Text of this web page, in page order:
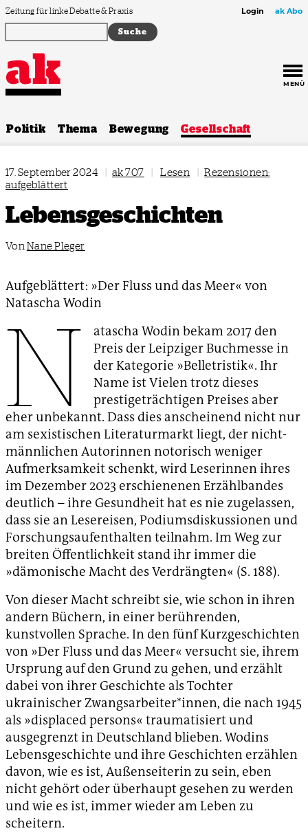
Zum Inhalt springen
Zeitung für linke Debatte & Praxis Login ak Abo
MENÜ
Politik Thema Bewegung Gesellschaft
17. September 2024 | ak 707 | Lesen | Rezensionen:
aufgeblättert
Lebensgeschichten
Von Nane Pleger
Aufgeblättert: »Der Fluss und das Meer« von
Natascha Wodin
N
atascha Wodin bekam 2017 den
Preis der Leipziger Buchmesse in
der Kategorie »Belletristik«. Ihr
Name ist Vielen trotz dieses
prestigeträchtigen Preises aber
eher unbekannt. Dass dies anscheinend nicht nur
am sexistischen Literaturmarkt liegt, der nicht-
männlichen Autorinnen notorisch weniger
Aufmerksamkeit schenkt, wird Leserinnen ihres
im Dezember 2023 erschienenen Erzählbandes
deutlich – ihre Gesundheit hat es nie zugelassen,
dass sie an Lesereisen, Podiumsdiskussionen und
Forschungsaufenthalten teilnahm. Im Weg zur
breiten Öffentlichkeit stand ihr immer die
»dämonische Macht des Verdrängten« (S. 188).
Von dieser Macht schreibt sie, wie schon in ihren
andern Büchern, in einer berührenden,
kunstvollen Sprache. In den fünf Kurzgeschichten
von »Der Fluss und das Meer« versucht sie, ihrem
Ursprung auf den Grund zu gehen, und erzählt
dabei von ihrer Geschichte als Tochter
ukrainischer Zwangsarbeiter*innen, die nach 1945
als »displaced persons« traumatisiert und
ausgegrenzt in Deutschland blieben. Wodins
Lebensgeschichte und ihre Geschichten erzählen
davon, wie es ist, Außenseiterin zu sein, eben
nicht gehört oder überhaupt gesehen zu werden
und wie es ist, immer wieder am Leben zu
scheitern.